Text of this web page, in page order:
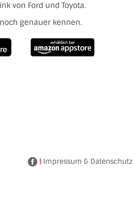
von Ford und Toyota.
genauer kennen.
Facebook
| Impressum & Datenschutz